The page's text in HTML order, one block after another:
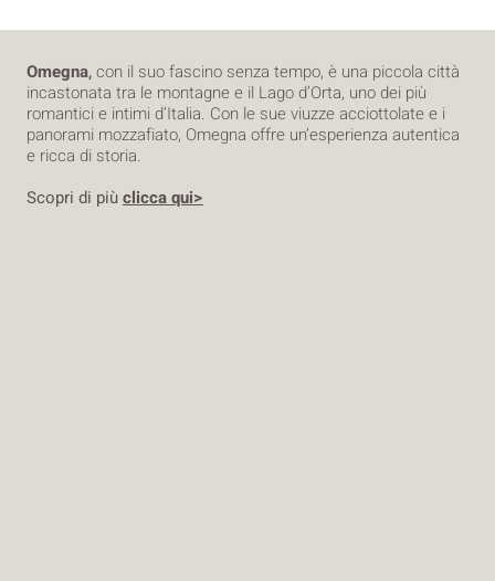
Omegna,con il suo fascino senza tempo, è una piccola città
incastonata tra le montagne e il Lago d’Orta, uno dei più
romantici e intimi d’Italia. Con le sue viuzze acciottolate e i
panorami mozzafiato, Omegna offre un’esperienza autentica
e ricca di storia.
Scopri di piùclicca qui>